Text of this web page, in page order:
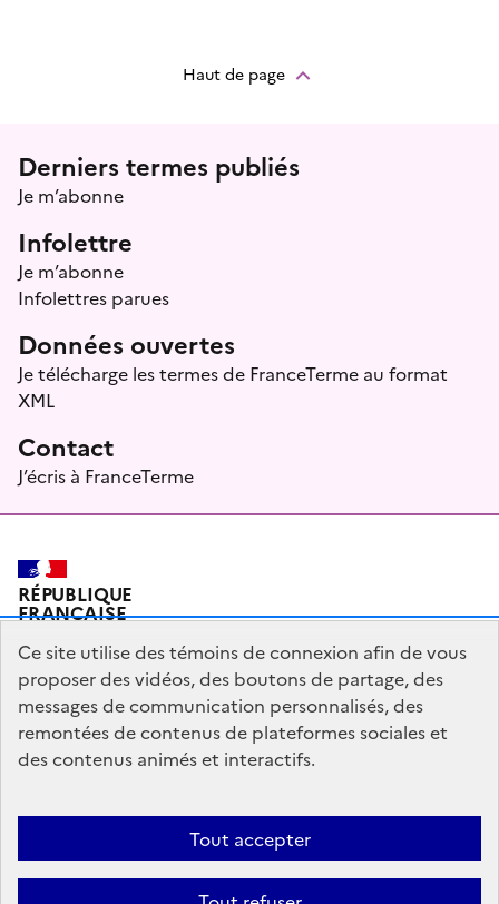
Haut de page
Menu prefooter
Derniers termes publiés
Je m’abonne
Infolettre
Je m’abonne
Infolettres parues
Données ouvertes
Je télécharge les termes de FranceTerme au format
XML
Contact
J’écris à FranceTerme
RÉPUBLIQUE
FRANÇAISE
Plan du site Mentions légales Qui sommes-nous ?
Partagez votre expérience pour améliorer les services
Accessibilité : partiellement conforme
gouvernement.fr
Ce site utilise des témoins de connexion afin de vous
proposer des vidéos, des boutons de partage, des
messages de communication personnalisés, des
remontées de contenus de plateformes sociales et
des contenus animés et interactifs.
Tout accepter